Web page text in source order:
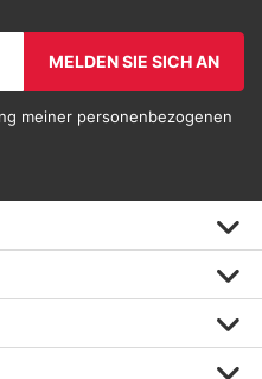
MELDEN SIE SICH AN
meiner personenbezogenen